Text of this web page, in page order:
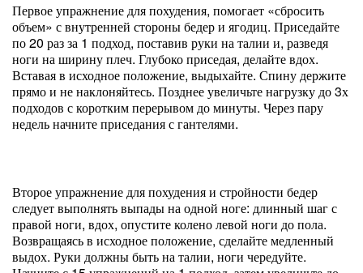
Первое упражнение для похудения, помогает «сбросить
объем» с внутренней стороны бедер и ягодиц. Приседайте
по 20 раз за 1 подход, поставив руки на талии и, разведя
ноги на ширину плеч. Глубоко приседая, делайте вдох.
Вставая в исходное положение, выдыхайте. Спину держите
прямо и не наклоняйтесь. Позднее увеличьте нагрузку до 3х
подходов с коротким перерывом до минуты. Через пару
недель начните приседания с гантелями.
Второе упражнение для похудения и стройности бедер
следует выполнять выпады на одной ноге: длинный шаг с
правой ноги, вдох, опустите колено левой ноги до пола.
Возвращаясь в исходное положение, сделайте медленный
выдох. Руки должны быть на талии, ноги чередуйте.